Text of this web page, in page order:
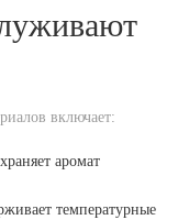
включает:
аромат
температурные